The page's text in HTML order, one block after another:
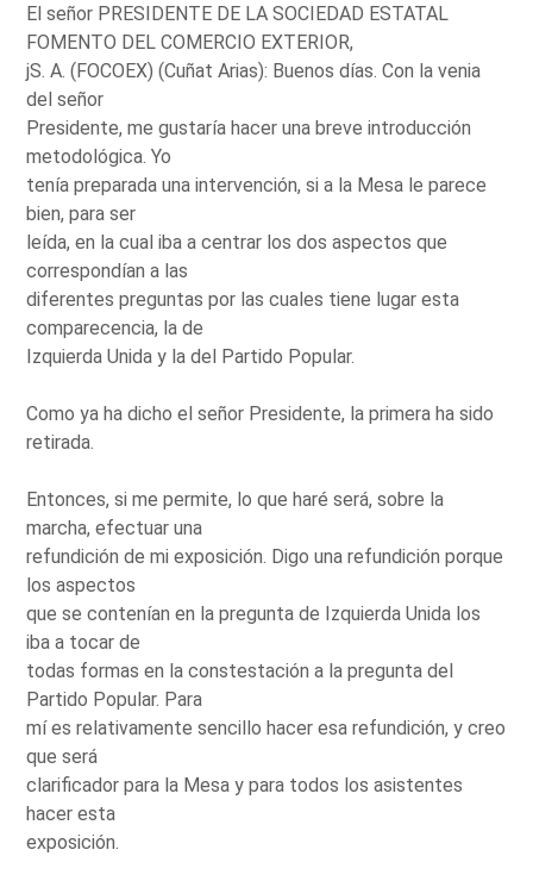
El señor PRESIDENTE DE LA SOCIEDAD ESTATAL
FOMENTO DEL COMERCIO EXTERIOR,
jS. A. (FOCOEX) (Cuñat Arias): Buenos días. Con la venia
del señor
Presidente, me gustaría hacer una breve introducción
metodológica. Yo
tenía preparada una intervención, si a la Mesa le parece
bien, para ser
leída, en la cual iba a centrar los dos aspectos que
correspondían a las
diferentes preguntas por las cuales tiene lugar esta
comparecencia, la de
Izquierda Unida y la del Partido Popular.
Como ya ha dicho el señor Presidente, la primera ha sido
retirada.
Entonces, si me permite, lo que haré será, sobre la
marcha, efectuar una
refundición de mi exposición. Digo una refundición porque
los aspectos
que se contenían en la pregunta de Izquierda Unida los
iba a tocar de
todas formas en la constestación a la pregunta del
Partido Popular. Para
mí es relativamente sencillo hacer esa refundición, y creo
que será
clarificador para la Mesa y para todos los asistentes
hacer esta
exposición.